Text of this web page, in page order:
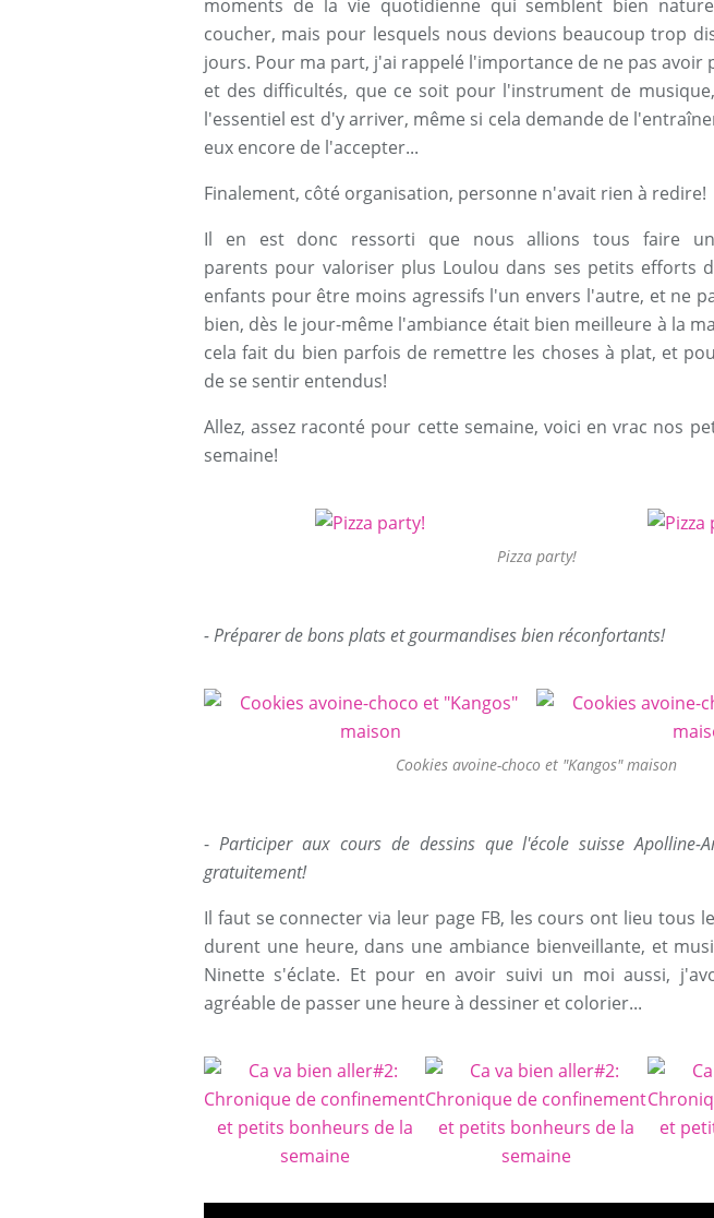
moments de la vie quotidienne qui semblent bien
coucher, mais pour lesquels nous devions beaucoup trop
jours. Pour ma part, j'ai rappelé l'importance de ne pas avoir
et des difficultés, que ce soit pour l'instrument de
l'essentiel est d'y arriver, même si cela demande de
eux encore de l'accepter...
Finalement, côté organisation, personne n'avait rien à redire!
Il en est donc ressorti que nous allions tous faire
parents pour valoriser plus Loulou dans ses petits efforts
enfants pour être moins agressifs l'un envers l'autre, et ne
bien, dès le jour-même l'ambiance était bien meilleure à la
cela fait du bien parfois de remettre les choses à plat, et
de se sentir entendus!
Allez, assez raconté pour cette semaine, voici en vrac nos
semaine!
Pizza party!
- Préparer de bons plats et gourmandises bien réconfortants!
Cookies avoine-choco et "Kangos" maison
- Participer aux cours de dessins que l'école suisse Apolline-
gratuitement!
Il faut se connecter via leur page FB, les cours ont lieu tous
durent une heure, dans une ambiance bienveillante, et
Ninette s'éclate. Et pour en avoir suivi un moi aussi,
agréable de passer une heure à dessiner et colorier...